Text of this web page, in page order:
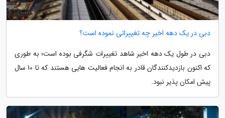
دبی در یک دهه اخیر چه تغییراتی نموده است؟
دبی در طول یک دهه اخیر شاهد تغییرات شگرفی بوده است؛ به طوری
که اکنون بازدیدکنندگان قادر به انجام فعالیت هایی هستند که تا 10 سال
پیش امکان پذیر نبود.